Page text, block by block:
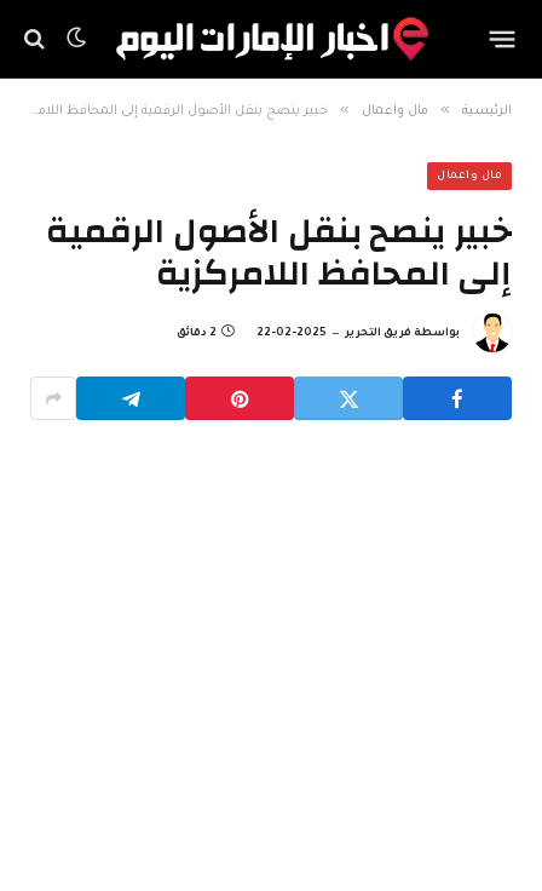
الرئيسية » مال واعمال » خبير ينصح بنقل الأصول الرقمية إلى المحافظ اللامركزية
مال واعمال
خبير ينصح بنقل الأصول الرقمية
إلى المحافظ اللامركزية
بواسطة فريق التحرير 2025-02-22 2 دقائق